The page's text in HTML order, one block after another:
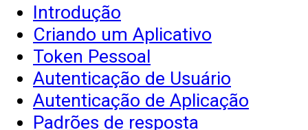
Introdução
Criando um Aplicativo
Token Pessoal
Autenticação de Usuário
Autenticação de Aplicação
Padrões de resposta